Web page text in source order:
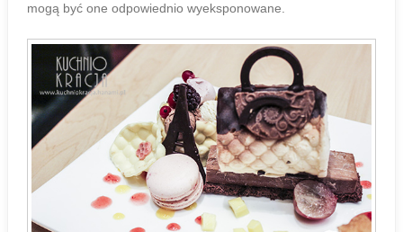
mogą być one odpowiednio wyeksponowane.